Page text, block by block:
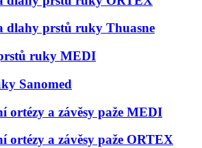
dlahy prstů ruky Thuasne
ruky MEDI
Sanomed
ortézy a závěsy paže MEDI
ortézy a závěsy paže ORTEX